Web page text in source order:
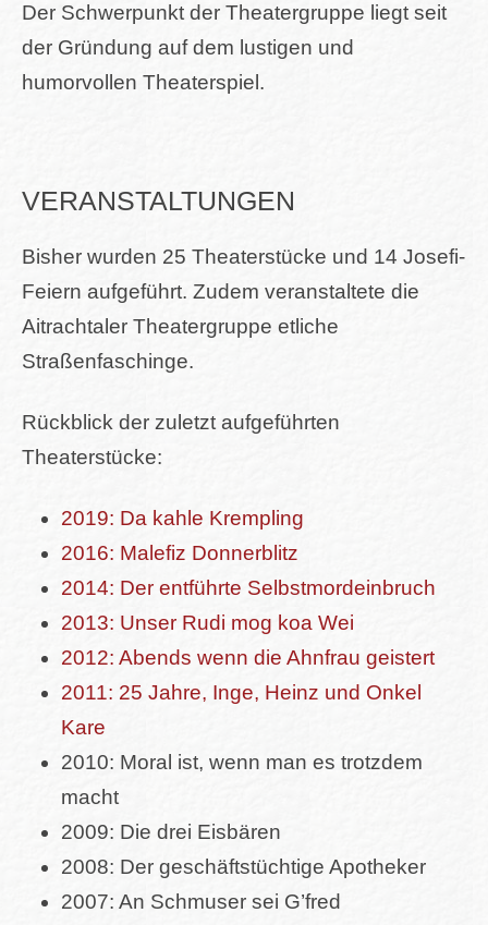
Der Schwerpunkt der Theatergruppe liegt seit
der Gründung auf dem lustigen und
humorvollen Theaterspiel.
VERANSTALTUNGEN
Bisher wurden 25 Theaterstücke und 14 Josefi-
Feiern aufgeführt. Zudem veranstaltete die
Aitrachtaler Theatergruppe etliche
Straßenfaschinge.
Rückblick der zuletzt aufgeführten
Theaterstücke:
2019: Da kahle Krempling
2016: Malefiz Donnerblitz
2014: Der entführte Selbstmordeinbruch
2013: Unser Rudi mog koa Wei
2012: Abends wenn die Ahnfrau geistert
2011: 25 Jahre, Inge, Heinz und Onkel
Kare
2010: Moral ist, wenn man es trotzdem
macht
2009: Die drei Eisbären
2008: Der geschäftstüchtige Apotheker
2007: An Schmuser sei G’fred